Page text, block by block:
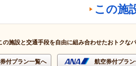
この施
の施設と交通手段を自由に組み合わせたおトクな
付プラン一覧へ 航空券付プラ